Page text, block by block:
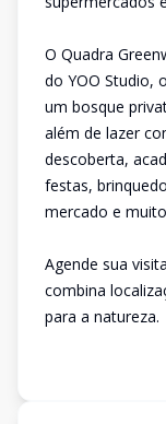
O Quadra
do YOO Studio,
um bosque
além de lazer
descoberta,
festas,
mercado e
Agende sua
combina
para a natureza.